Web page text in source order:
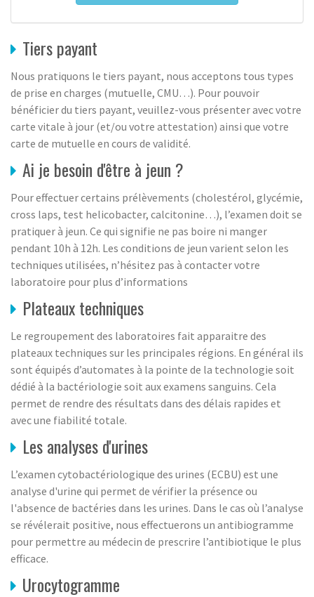
Tiers payant
Nous pratiquons le tiers payant, nous acceptons tous types
de prise en charges (mutuelle, CMU…). Pour pouvoir
bénéficier du tiers payant, veuillez-vous présenter avec votre
carte vitale à jour (et/ou votre attestation) ainsi que votre
carte de mutuelle en cours de validité.
Ai je besoin d'être à jeun ?
Pour effectuer certains prélèvements (cholestérol, glycémie,
cross laps, test helicobacter, calcitonine…), l’examen doit se
pratiquer à jeun. Ce qui signifie ne pas boire ni manger
pendant 10h à 12h. Les conditions de jeun varient selon les
techniques utilisées, n’hésitez pas à contacter votre
laboratoire pour plus d’informations
Plateaux techniques
Le regroupement des laboratoires fait apparaitre des
plateaux techniques sur les principales régions. En général ils
sont équipés d’automates à la pointe de la technologie soit
dédié à la bactériologie soit aux examens sanguins. Cela
permet de rendre des résultats dans des délais rapides et
avec une fiabilité totale.
Les analyses d'urines
L’examen cytobactériologique des urines (ECBU) est une
analyse d'urine qui permet de vérifier la présence ou
l'absence de bactéries dans les urines. Dans le cas où l’analyse
se révélerait positive, nous effectuerons un antibiogramme
pour permettre au médecin de prescrire l’antibiotique le plus
efficace.
Urocytogramme